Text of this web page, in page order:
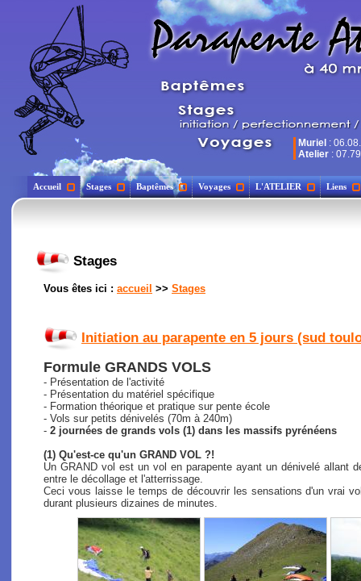
Muriel :
Atelier :
Accueil Stages Baptêmes Voyages L'ATELIER Liens
Stages
Vous êtes ici : accueil >> Stages
Initiation au parapente en 5 jours (sud
Formule GRANDS VOLS
- Présentation de l'activité
- Présentation du matériel spécifique
- Formation théorique et pratique sur pente école
- Vols sur petits dénivelés (70m à 240m)
- 2 journées de grands vols (1) dans les massifs pyrénéens
(1) Qu'est-ce qu'un GRAND VOL ?!
Un GRAND vol est un vol en parapente ayant un dénivelé allant
entre le décollage et l'atterrissage.
Ceci vous laisse le temps de découvrir les sensations d'un vrai
durant plusieurs dizaines de minutes.